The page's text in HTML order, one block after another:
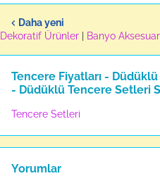
Daha yeni
Dekoratif Ürünler
Banyo
Tencere Fiyatları -
- Düdüklü Tencere Setleri
Tencere Setleri
Yorumlar